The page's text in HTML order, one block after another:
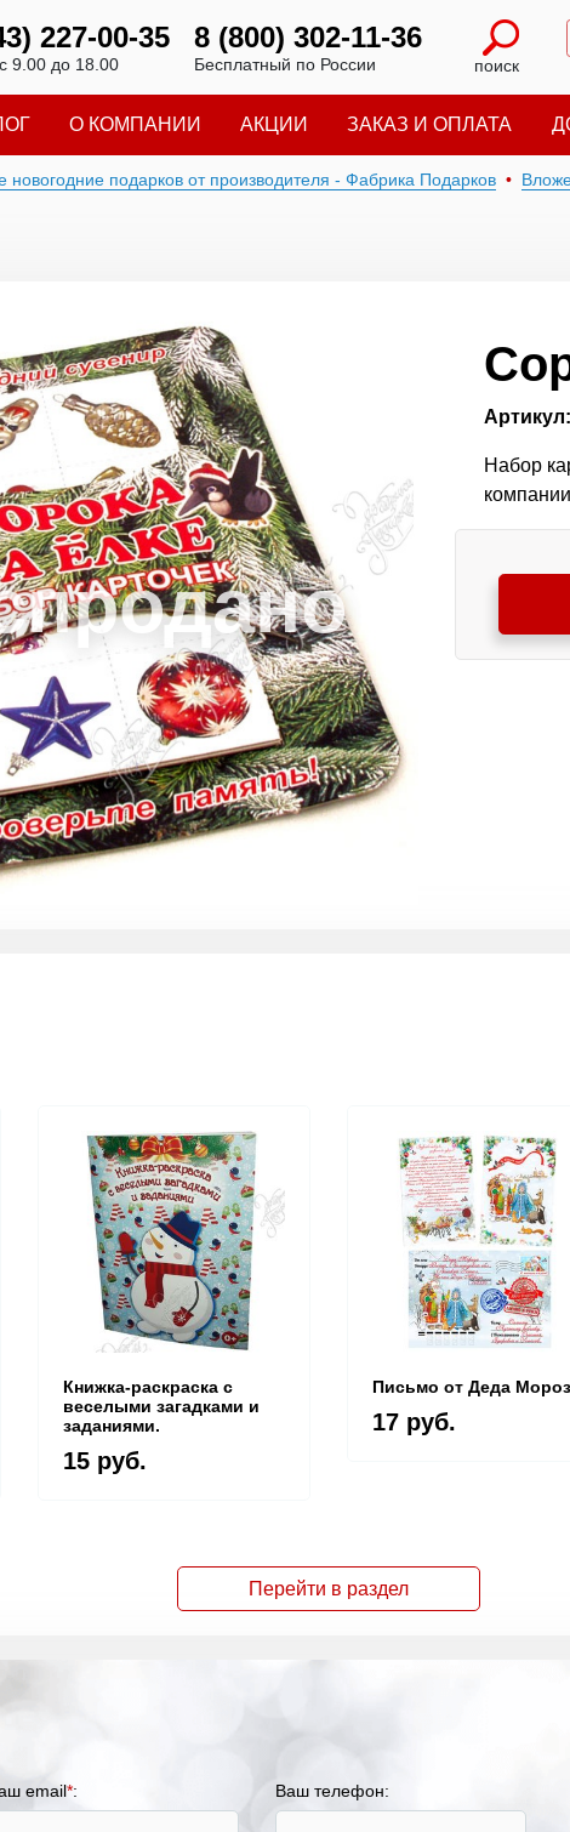
227-00-35
9.00 до 18.00
8 (800) 302-11-36
Бесплатный по России поиск
О КОМПАНИИ АКЦИИ ЗАКАЗ И ОПЛАТА
новогодние подарков от производителя - Фабрика Подарков
Набор
Книжка-раскраска с
веселыми загадками и
заданиями.
15 руб.
Письмо от Деда
17 руб.
Перейти в раздел
email*: Ваш телефон: